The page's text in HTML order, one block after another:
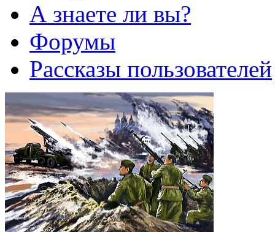
А знаете ли вы?
Форумы
Рассказы пользователей